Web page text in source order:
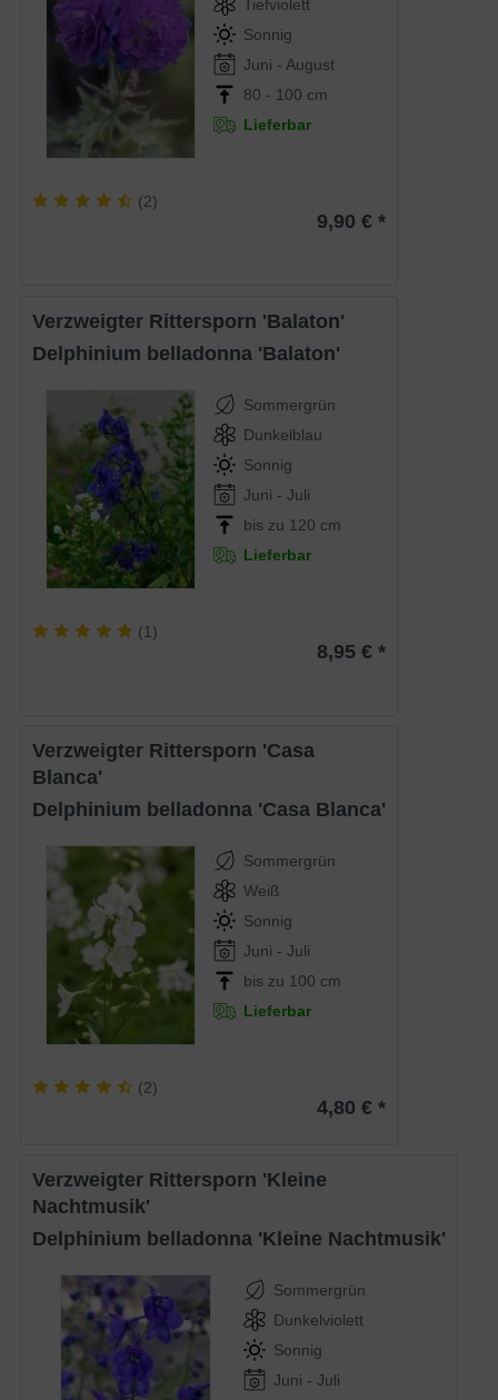
Tiefviolett
Sonnig
Juni - August
80 - 100 cm
Lieferbar
(2)
9,90 € *
Verzweigter Rittersporn 'Balaton'
Delphinium belladonna 'Balaton'
Sommergrün
Dunkelblau
Sonnig
Juni - Juli
bis zu 120 cm
Lieferbar
(1)
8,95 € *
Verzweigter Rittersporn 'Casa
Blanca'
Delphinium belladonna 'Casa Blanca'
Sommergrün
Weiß
Sonnig
Juni - Juli
bis zu 100 cm
Lieferbar
(2)
4,80 € *
Verzweigter Rittersporn 'Kleine
Nachtmusik'
Delphinium belladonna 'Kleine Nachtmusik'
Sommergrün
Dunkelviolett
Sonnig
Juni - Juli